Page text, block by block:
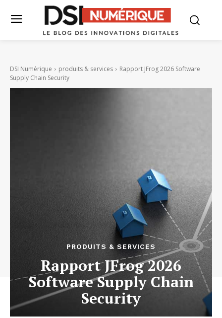
DSI Numérique produits & services
Rapport JFrog 2026 Software
Supply Chain Security
PRODUITS & SERVICES
Rapport JFrog 2026
Software Supply Chain
Security